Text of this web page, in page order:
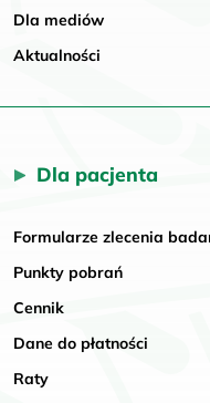
Dla mediów
Aktualności
Dla pacjenta
Formularze zlecenia
Punkty pobrań
Cennik
Dane do płatności
Raty